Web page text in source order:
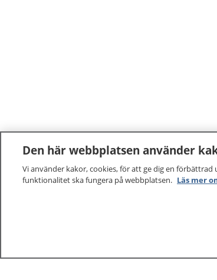
vilka mottagningar du kan kontakta.
Den här webbplatsen använder
Vi använder kakor, cookies, för att ge dig en
funktionalitet ska fungera på webbplatsen. Läs mer